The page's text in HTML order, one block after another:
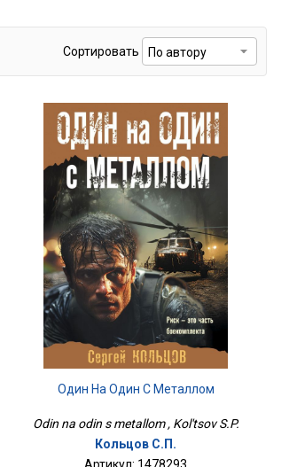
Сортировать
Один На Один С Металлом
Odin na odin s metallom , Kol'tsov S.P.
Кольцов С.П.